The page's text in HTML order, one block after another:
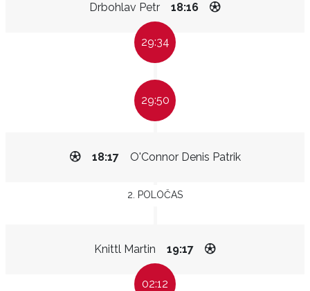
Drbohlav Petr 18:16
29:34
29:50
O'Connor Denis Patrik
18:17
2. POLOČAS
Knittl Martin 19:17
02:12